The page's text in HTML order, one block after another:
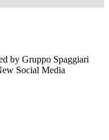
by Gruppo Spaggiari
Social Media